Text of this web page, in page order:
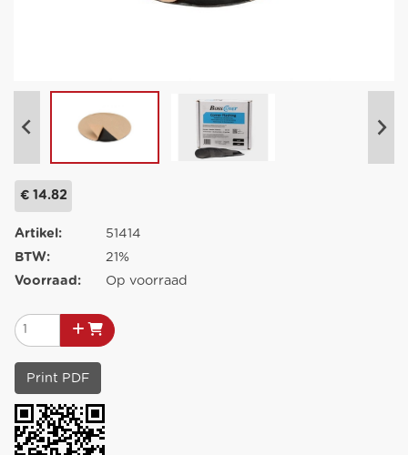
€ 14.82
Artikel:
51414
BTW:
21%
Voorraad:
Op voorraad
Print PDF